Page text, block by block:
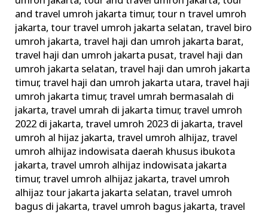
and travel umroh jakarta timur,tour n travel umroh
jakarta,tour travel umroh jakarta selatan,travel biro
umroh jakarta,travel haji dan umroh jakarta barat,
travel haji dan umroh jakarta pusat,travel haji dan
umroh jakarta selatan,travel haji dan umroh jakarta
timur,travel haji dan umroh jakarta utara,travel haji
umroh jakarta timur,travel umrah bermasalah di
jakarta,travel umrah di jakarta timur,travel umroh
2022 di jakarta,travel umroh 2023 di jakarta,travel
umroh al hijaz jakarta,travel umroh alhijaz,travel
umroh alhijaz indowisata daerah khusus ibukota
jakarta,travel umroh alhijaz indowisata jakarta
timur,travel umroh alhijaz jakarta,travel umroh
alhijaz tour jakarta jakarta selatan,travel umroh
bagus di jakarta,travel umroh bagus jakarta,travel